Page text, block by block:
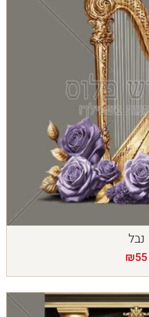
נבל
₪55